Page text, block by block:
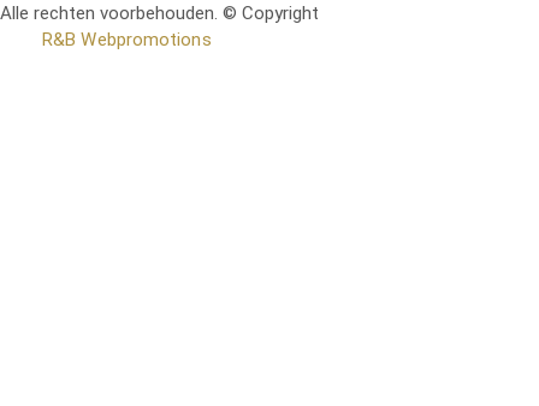
Alle rechten voorbehouden. © Copyright
R&B Webpromotions